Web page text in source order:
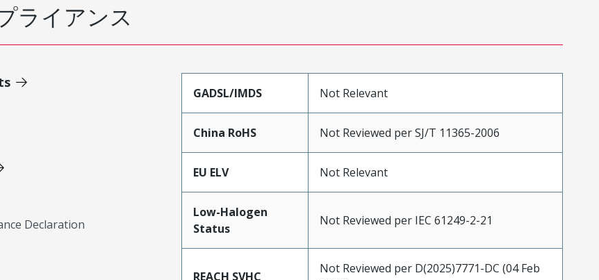
ライアンス
Declaration
GADSL/IMDS Not Relevant
China RoHS Not Reviewed per SJ/T 11365-2006
EU ELV Not Relevant
Low-Halogen
Status
Not Reviewed per IEC 61249-2-21
REACH SVHC
Not Reviewed per D(2025)7771-DC (04 Feb